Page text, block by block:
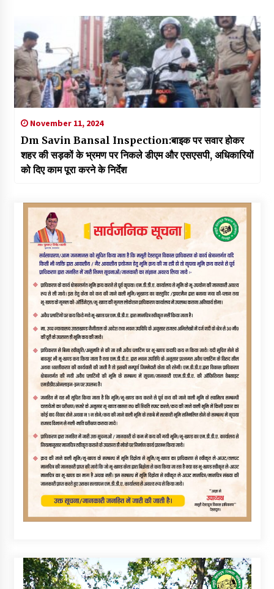
November 11, 2024
Dm Savin Bansal Inspection:बाइक पर सवार होकर
शहर की सड़कों के भ्रमण पर निकले डीएम और एसएसपी, अधिकारियों
को दिए काम पूरा करने के निर्देश